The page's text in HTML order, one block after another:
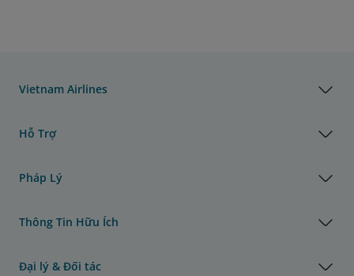
Vietnam Airlines
Hỗ Trợ
Pháp Lý
Thông Tin Hữu Ích
Đại lý & Đối tác